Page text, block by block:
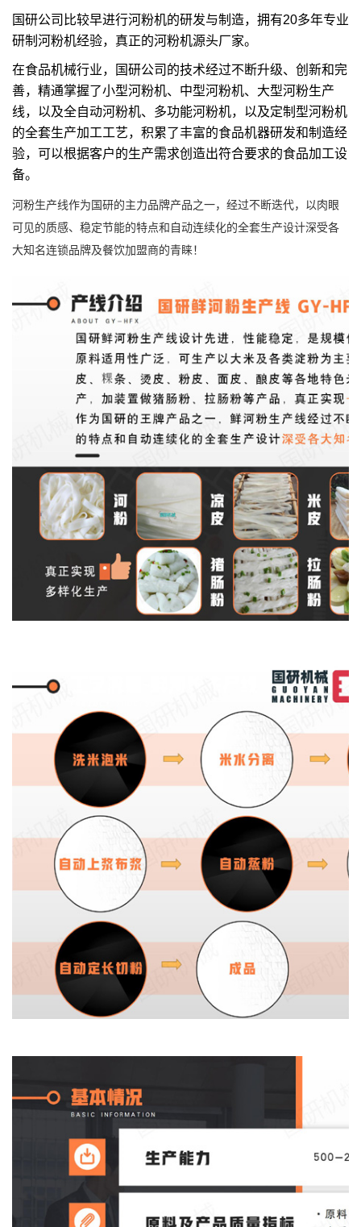
国研公司比较早进行河粉机的研发与制造，拥有20多年专业
研制河粉机经验，真正的河粉机源头厂家。
在食品机械行业，国研公司的技术经过不断升级、创新和完
善，精通掌握了小型河粉机、中型河粉机、大型河粉生产
线，以及全自动河粉机、多功能河粉机，以及定制型河粉机
的全套生产加工工艺，积累了丰富的食品机器研发和制造经
验，可以根据客户的生产需求创造出符合要求的食品加工设
备。
河粉生产线作为国研的主力品牌产品之一，经过不断迭代，以肉眼
可见的质感、稳定节能的特点和自动连续化的全套生产设计深受各
大知名连锁品牌及餐饮加盟商的青睐！